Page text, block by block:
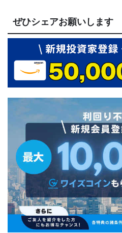
ぜひシェアお願いします